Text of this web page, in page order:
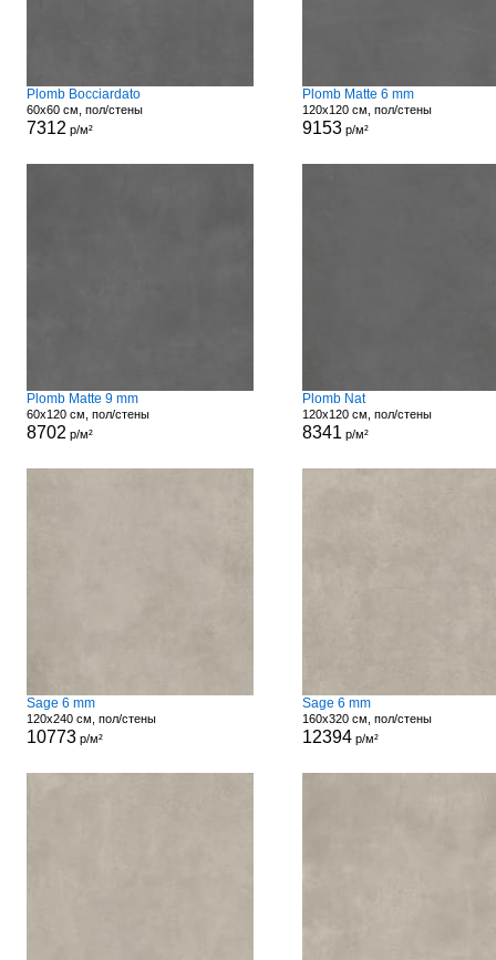
Plomb Bocciardato
60x60 см, пол/стены
7312 р/м²
Plomb Matte 6 mm
120x120 см, пол/стены
9153р/м²
Plomb Matte 9 mm
60x120 см, пол/стены
8702 р/м²
Plomb Nat
120x120 см, пол/стены
8341 р/м²
Sage 6 mm
120x240 см, пол/стены
10773р/м²
Sage 6 mm
160x320 см, пол/стены
12394р/м²